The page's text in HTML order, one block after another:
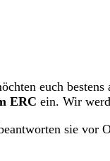
euch
ERC ein. Wir
sie vor